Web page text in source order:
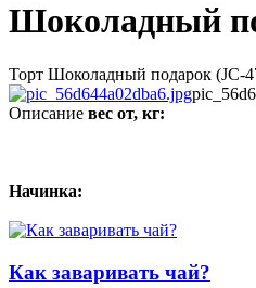
Шоколадный
Торт Шоколадный подарок (JC-
Описание вес от, кг:
Начинка:
Как заваривать чай?